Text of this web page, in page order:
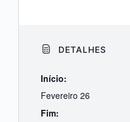
DETALHES
Início:
Fevereiro 26
Fim: